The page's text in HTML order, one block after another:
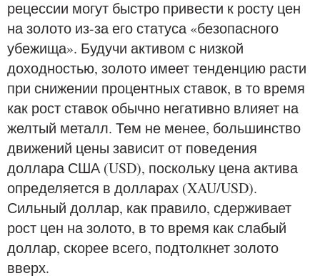
рецессии могут быстро привести к росту цен
на золото из-за его статуса «безопасного
убежища». Будучи активом с низкой
доходностью, золото имеет тенденцию расти
при снижении процентных ставок, в то время
как рост ставок обычно негативно влияет на
желтый металл. Тем не менее, большинство
движений цены зависит от поведения
доллара США (USD), поскольку цена актива
определяется в долларах (XAU/USD).
Сильный доллар, как правило, сдерживает
рост цен на золото, в то время как слабый
доллар, скорее всего, подтолкнет золото
вверх.